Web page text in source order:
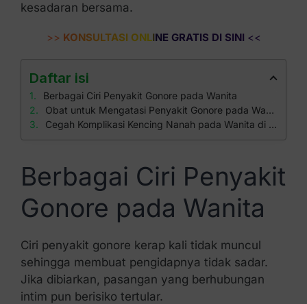
kesadaran bersama.
>> KONSULTASI ONLINE GRATIS DI SINI <<
Daftar isi
Berbagai Ciri Penyakit Gonore pada Wanita
Obat untuk Mengatasi Penyakit Gonore pada Wanita
Cegah Komplikasi Kencing Nanah pada Wanita di Klinik Apollo
Berbagai Ciri Penyakit
Gonore pada Wanita
Ciri penyakit gonore kerap kali tidak muncul
sehingga membuat pengidapnya tidak sadar.
Jika dibiarkan, pasangan yang berhubungan
intim pun berisiko tertular.